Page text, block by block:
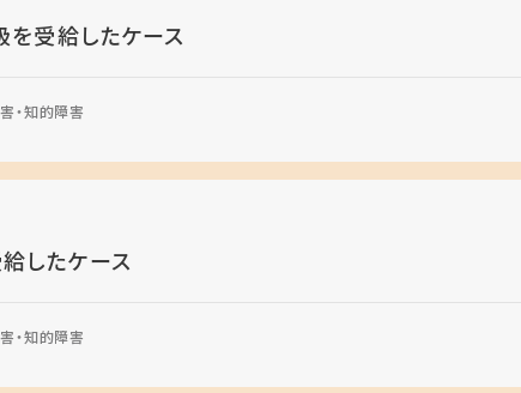
受給したケース
・知的障害
したケース
・知的障害